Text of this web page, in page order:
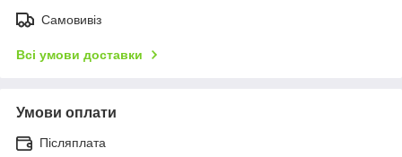
Самовивіз
Всі умови доставки
Умови оплати
Післяплата